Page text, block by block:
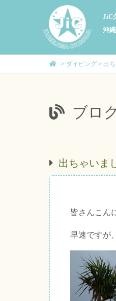
JiC
沖
> ダイビング > 出
ブロ
出ちゃいま
皆さんこん
早速ですが